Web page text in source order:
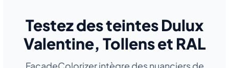
Testez des teintes Dulux
Valentine, Tollens et RAL